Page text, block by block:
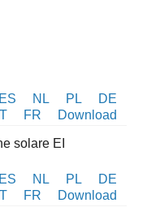
ES NL PL
DE
IT
FR Download
solare EI
ES NL PL
DE
IT
FR Download